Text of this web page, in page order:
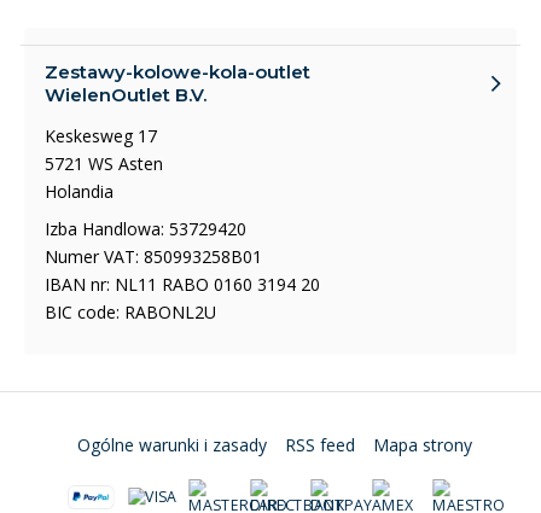
Zestawy-kolowe-kola-outlet
WielenOutlet B.V.
Keskesweg 17
5721 WS Asten
Holandia
Izba Handlowa: 53729420
Numer VAT: 850993258B01
IBAN nr: NL11 RABO 0160 3194 20
BIC code: RABONL2U
Ogólne warunki i zasady RSS feed Mapa strony